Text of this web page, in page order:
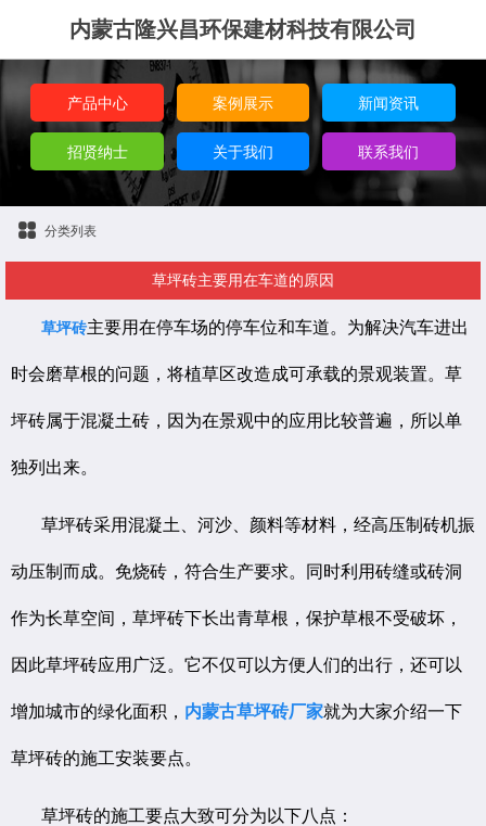
内蒙古隆兴昌环保建材科技有限公司
产品中心 案例展示 新闻资讯
招贤纳士 关于我们 联系我们
分类列表
草坪砖主要用在车道的原因
草坪砖主要用在停车场的停车位和车道。为解决汽车进出
时会磨草根的问题，将植草区改造成可承载的景观装置。草
坪砖属于混凝土砖，因为在景观中的应用比较普遍，所以单
独列出来。
草坪砖采用混凝土、河沙、颜料等材料，经高压制砖机振
动压制而成。免烧砖，符合生产要求。同时利用砖缝或砖洞
作为长草空间，草坪砖下长出青草根，保护草根不受破坏，
因此草坪砖应用广泛。它不仅可以方便人们的出行，还可以
增加城市的绿化面积， 内蒙古草坪砖厂家就为大家介绍一下
草坪砖的施工安装要点。
草坪砖的施工要点大致可分为以下八点：